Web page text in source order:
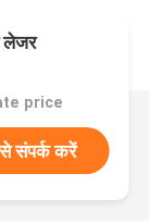
लेजर
price
संपर्क करें